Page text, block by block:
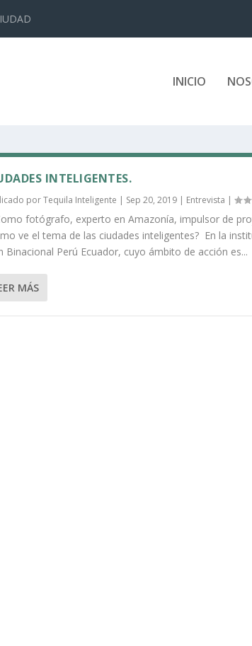
INICIO
INTELIGENTES.
porTequila Inteligente | Sep 20, 2019 | Entrevista |
fotógrafo, experto en Amazonía, impulsor de
ve el tema de las ciudades inteligentes? En la
Binacional Perú Ecuador, cuyo ámbito de acción es...
MÁS